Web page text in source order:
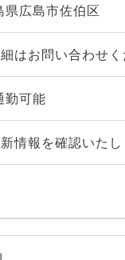
県広島市佐伯区
はお問い合わせく
勤可能
情報を確認いた